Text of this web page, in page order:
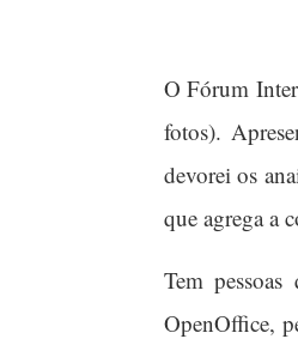
O Fórum
fotos).
devorei os
que agrega a
Tem
OpenOffice,